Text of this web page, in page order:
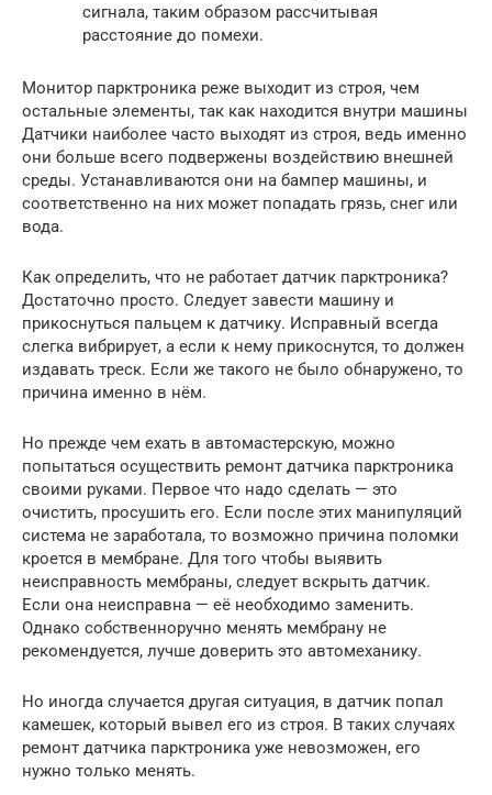
сигнала, таким образом рассчитывая
расстояние до помехи.
Монитор парктроника реже выходит из строя, чем
остальные элементы, так как находится внутри машины
Датчики наиболее часто выходят из строя, ведь именно
они больше всего подвержены воздействию внешней
среды. Устанавливаются они на бампер машины, и
соответственно на них может попадать грязь, снег или
вода.
Как определить, что не работает датчик парктроника?
Достаточно просто. Следует завести машину и
прикоснуться пальцем к датчику. Исправный всегда
слегка вибрирует, а если к нему прикоснутся, то должен
издавать треск. Если же такого не было обнаружено, то
причина именно в нём.
Но прежде чем ехать в автомастерскую, можно
попытаться осуществить ремонт датчика парктроника
своими руками. Первое что надо сделать — это
очистить, просушить его. Если после этих манипуляций
система не заработала, то возможно причина поломки
кроется в мембране. Для того чтобы выявить
неисправность мембраны, следует вскрыть датчик.
Если она неисправна — её необходимо заменить.
Однако собственноручно менять мембрану не
рекомендуется, лучше доверить это автомеханику.
Но иногда случается другая ситуация, в датчик попал
камешек, который вывел его из строя. В таких случаях
ремонт датчика парктроника уже невозможен, его
нужно только менять.